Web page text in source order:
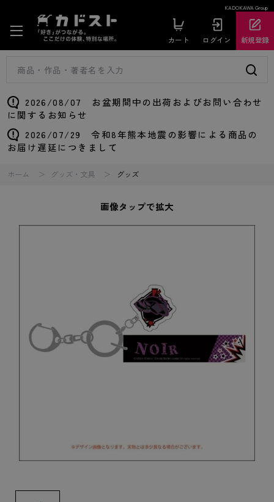
KADOKAWA Group
カート ログイン 新規登録
2026/08/07 お盆期間中の出荷およびお問い合わせ
に関するお知らせ
2026/07/29 令和8年熊本地震の影響による商品の
お届け遅延につきまして
ホーム グッズ・文具 グッズ
画像タップで拡大